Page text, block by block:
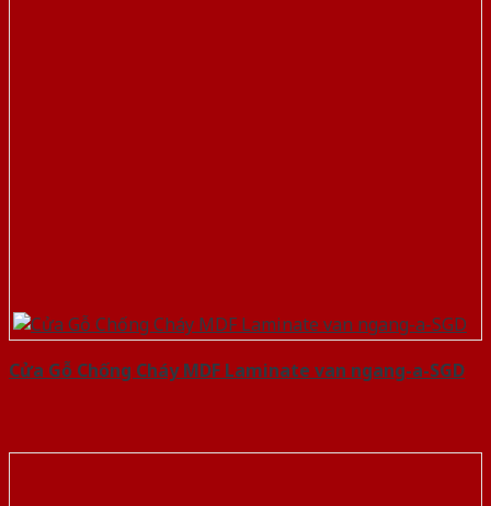
Cửa Gỗ Chống Cháy MDF Laminate van ngang-a-SGD